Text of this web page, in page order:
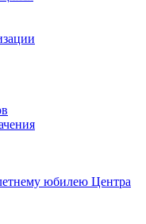
юбилею Центра